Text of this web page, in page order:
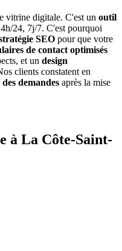
vitrine digitale. C'est un outil
24, 7j/7. C'est pourquoi
SEO pour que votre
de contact optimisés
et un design
clients constatent en
demandes après la mise
à La Côte-Saint-